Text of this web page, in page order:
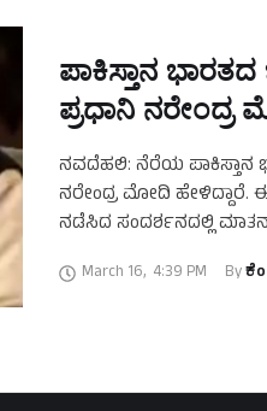
ಪಾಕಿಸ್ತಾನ
ಪ್ರಧಾನಿ ನರೇಂದ್ರ
ನವದೆಹಲಿ: ನೆರೆಯ ಪಾಕಿಸ್ತಾನ
ನರೇಂದ್ರ ಮೋದಿ ಹೇಳಿದ್ದಾರೆ.
ನಡೆಸಿದ ಸಂದರ್ಶನದಲ್ಲಿ
March 16, 4:39 PM By